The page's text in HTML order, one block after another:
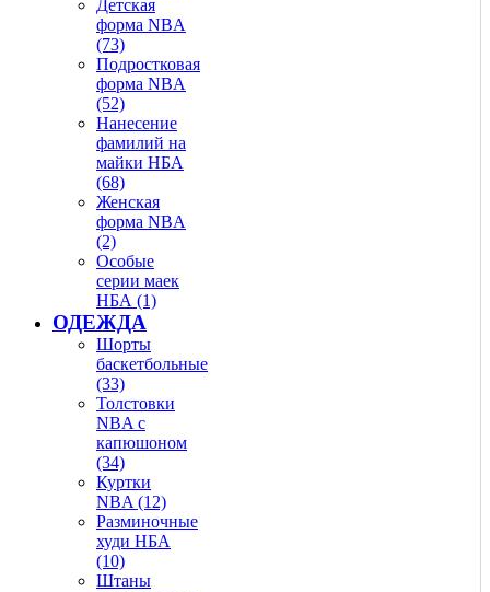
Детская
форма NBA
(73)
Подростковая
форма NBA
(52)
Нанесение
фамилий на
майки НБА
(68)
Женская
форма NBA
(2)
Особые
серии маек
НБА (1)
ОДЕЖДА
Шорты
баскетбольные
(33)
Толстовки
NBA с
капюшоном
(34)
Куртки
NBA (12)
Разминочные
худи НБА
(10)
Штаны